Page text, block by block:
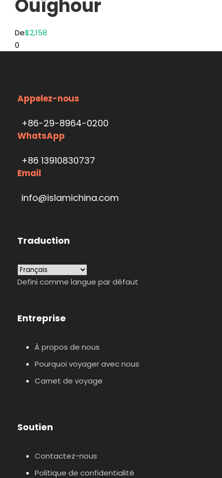
Ouïghour
De$2,158
0
Appelez-nous
+86-29-8964-0200
WhatsApp
+86 13910830737
Email
info@islamichina.com
Traduction
Defini comme langue par défaut
Entreprise
À propos de nous
Pourquoi voyager avec nous
Carnet de voyage
Soutien
Contactez-nous
Politique de confidentialité